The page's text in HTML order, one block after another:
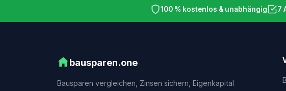
100 % kostenlos & unabhängig 7
bausparen.one
Bausparen vergleichen, Zinsen sichern, Eigenkapital